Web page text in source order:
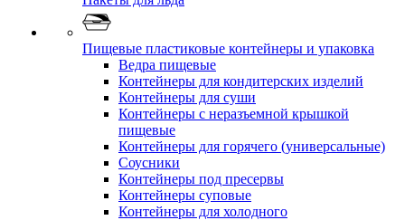
Пищевые пластиковые контейнеры и упаковка
Ведра пищевые
Контейнеры для кондитерских изделий
Контейнеры для суши
Контейнеры с неразъемной крышкой
пищевые
Контейнеры для горячего (универсальные)
Соусники
Контейнеры под пресервы
Контейнеры суповые
Контейнеры для холодного